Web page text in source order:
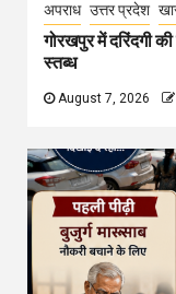
अपराध उत्तर प्रदेश
गोरखपुर में दरिंदगी
स्तब्ध
August 7, 2026